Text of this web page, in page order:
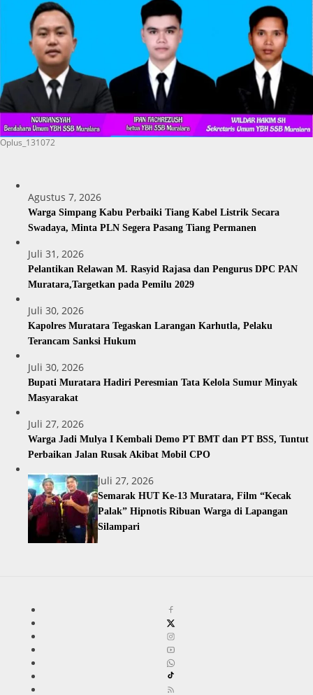
Oplus_131072
Agustus 7, 2026
Warga Simpang Kabu Perbaiki Tiang Kabel Listrik Secara
Swadaya, Minta PLN Segera Pasang Tiang Permanen
Juli 31, 2026
Pelantikan Relawan M. Rasyid Rajasa dan Pengurus DPC PAN
Muratara,Targetkan pada Pemilu 2029
Juli 30, 2026
Kapolres Muratara Tegaskan Larangan Karhutla, Pelaku
Terancam Sanksi Hukum
Juli 30, 2026
Bupati Muratara Hadiri Peresmian Tata Kelola Sumur Minyak
Masyarakat
Juli 27, 2026
Warga Jadi Mulya I Kembali Demo PT BMT dan PT BSS, Tuntut
Perbaikan Jalan Rusak Akibat Mobil CPO
Juli 27, 2026
Semarak HUT Ke-13 Muratara, Film “Kecak
Palak” Hipnotis Ribuan Warga di Lapangan
Silampari